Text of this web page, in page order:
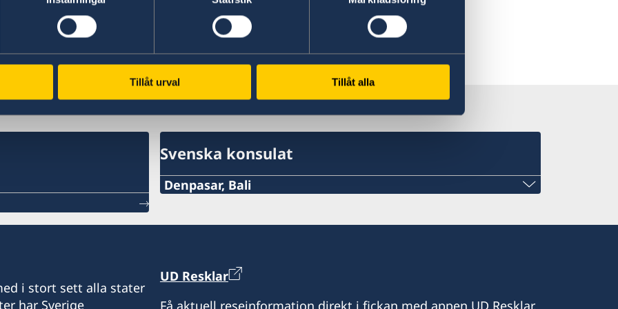
Tillåt urval Tillåt alla
Svenska konsulat
Denpasar, Bali
Mobiltelefon:
i stort sett alla stater
har Sverige
UD Resklar
Få aktuell reseinformation direkt i fickan med appen UD Resklar.